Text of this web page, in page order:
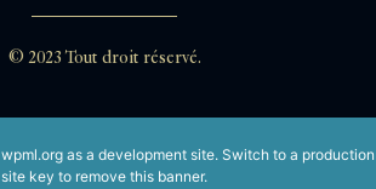
© 2023 Tout droit réservé.
wpml.org as a development site. Switch to a production
site key to remove this banner.